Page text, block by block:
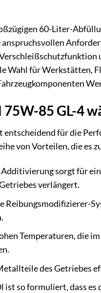
60-Liter-
Wahl für
85 GL-4
für die
von Vorteilen, die es
sorgt für
verlängert.
Reibungsmodifizierer-
Temperaturen, die
des Getriebes
ist so formuliert, dass